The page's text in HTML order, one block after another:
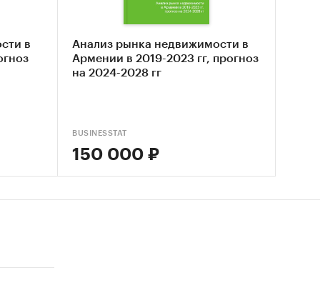
в
Анализ рынка недвижимости в
Армении в 2019-2023 гг, прогноз
на 2024-2028 гг
BUSINESSTAT
150 000 ₽